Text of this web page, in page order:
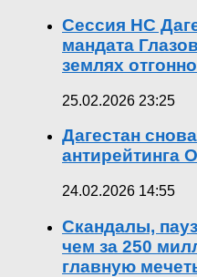
Сессия НС
мандата
землях
25.02.2026 23:25
Дагестан
антирейтинга
24.02.2026 14:55
Скандалы,
чем за 250
главную